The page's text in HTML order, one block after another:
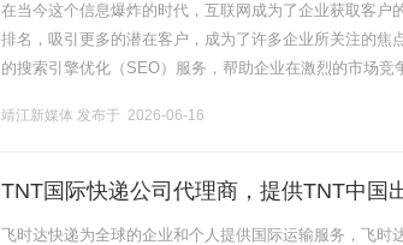
在当今这个信息爆炸的时代，互联网成为了企业获取客户
排名，吸引更多的潜在客户，成为了许多企业所关注的焦
的搜索引擎优化（SEO）服务，帮助企业在激烈的市场
GE.........
靖江新媒体 发布于 2026-06-16
TNT国际快递公司代理商，提供TNT中国
销价格,TNT快递价格,TNT国际快递价格
飞时达快递为全球的企业和个人提供国际运输服务，飞时